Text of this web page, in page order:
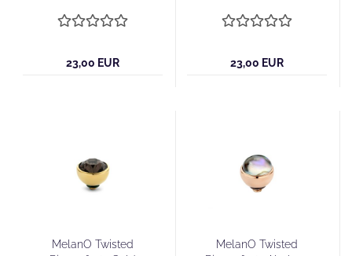
23,00 EUR 23,00 EUR
MelanO Twisted
MelanO Twisted